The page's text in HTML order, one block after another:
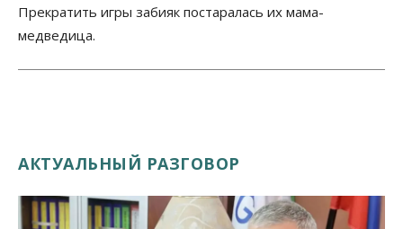
Прекратить игры забияк постаралась их мама-
медведица.
АКТУАЛЬНЫЙ РАЗГОВОР